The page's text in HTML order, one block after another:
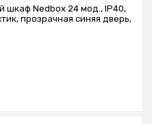
шкаф Nedbox 24 мод., IP40,
прозрачная синяя дверь,